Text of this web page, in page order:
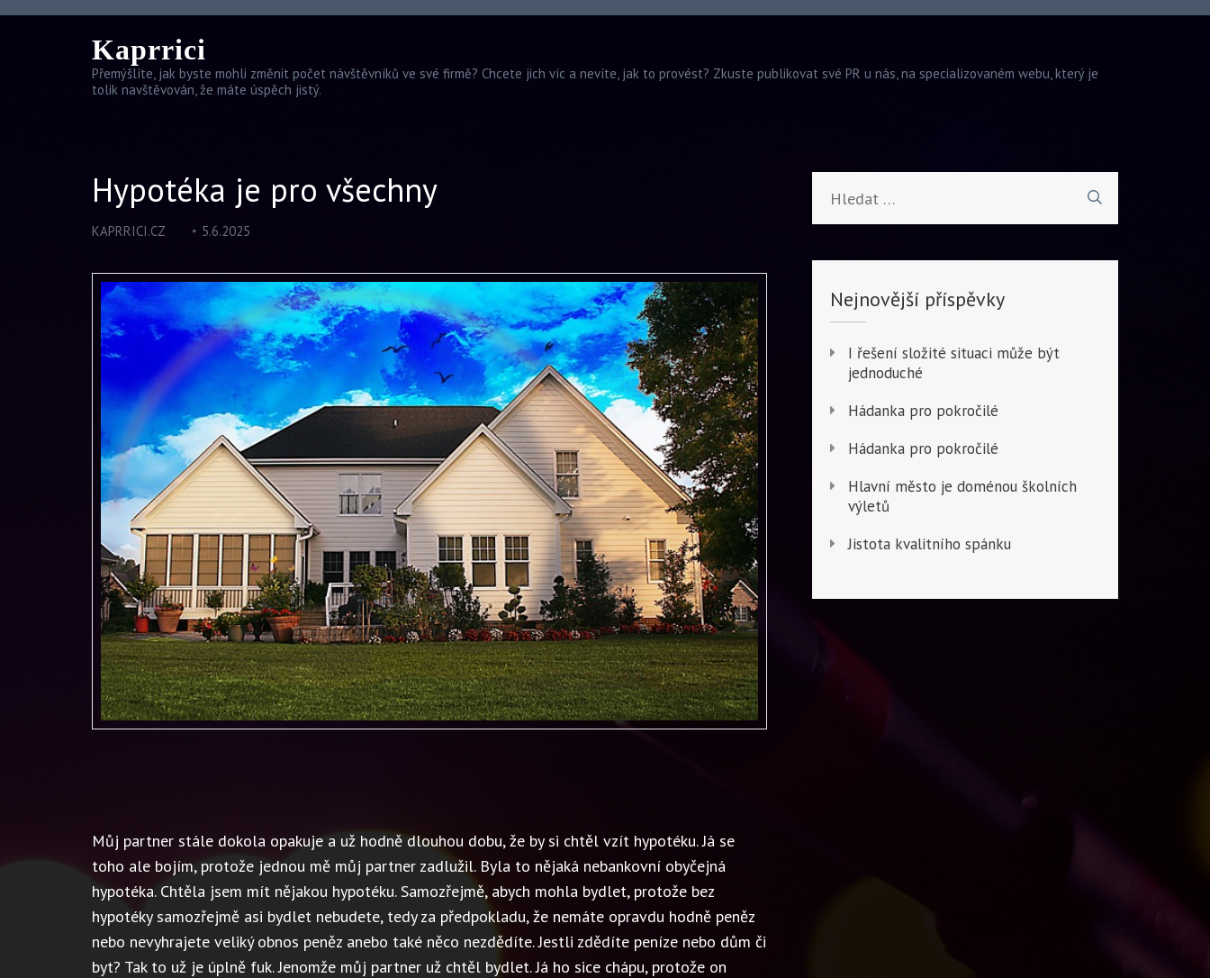
Kaprrici
Přemýšlíte, jak byste mohli změnit počet návštěvníků ve své firmě? Chcete jich víc a nevíte, jak to provést? Zkuste publikovat své PR u nás, na specializovaném webu, který je
tolik navštěvován, že máte úspěch jistý.
Hypotéka je pro všechny
KAPRRICI.CZ 5.6.2025
Můj partner stále dokola opakuje a už hodně dlouhou dobu, že by si chtěl vzít hypotéku. Já se
toho ale bojím, protože jednou mě můj partner zadlužil. Byla to nějaká nebankovní obyčejná
hypotéka. Chtěla jsem mít nějakou hypotéku. Samozřejmě, abych mohla bydlet, protože bez
hypotéky samozřejmě asi bydlet nebudete, tedy za předpokladu, že nemáte opravdu hodně peněz
nebo nevyhrajete veliký obnos peněz anebo také něco nezdědíte. Jestli zdědíte peníze nebo dům či
byt? Tak to už je úplně fuk. Jenomže můj partner už chtěl bydlet. Já ho sice chápu, protože on
Nejnovější příspěvky
I řešení složité situaci může být
jednoduché
Hádanka pro pokročilé
Hádanka pro pokročilé
Hlavní město je doménou školních
výletů
Jistota kvalitního spánku